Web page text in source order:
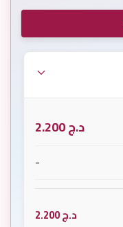
د.ج
-
د.ج